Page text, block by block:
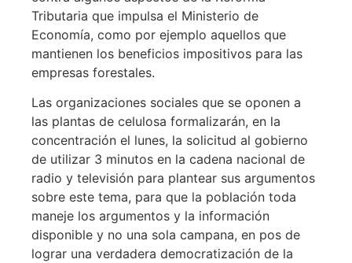
Tributaria que impulsa el Ministerio de
Economía, como por ejemplo aquellos que
mantienen los beneficios impositivos para las
empresas forestales.
Las organizaciones sociales que se oponen a
las plantas de celulosa formalizarán, en la
concentración el lunes, la solicitud al gobierno
de utilizar 3 minutos en la cadena nacional de
radio y televisión para plantear sus argumentos
sobre este tema, para que la población toda
maneje los argumentos y la información
disponible y no una sola campana, en pos de
lograr una verdadera democratización de la